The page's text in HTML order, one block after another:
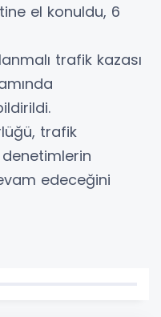
el konuldu, 6
trafik kazası
trafik
denetimlerin
edeceğini